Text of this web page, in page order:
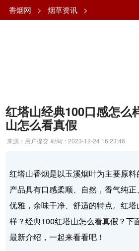
香烟网 > 烟草资讯 >
红塔山经典100口感怎么
山怎么看真假
来源：用户提交 时间：2023-12-24 16:23:46
红塔山香烟是以玉溪烟叶为主要原料
产品具有口感柔顺、自然，香气纯正
优雅，余味干净、舒适的特点。红
样？经典100红塔山怎么看真假？下
最新介绍，一起来看看吧！